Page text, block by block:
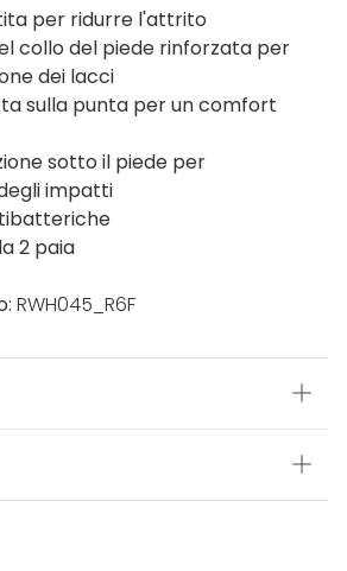
per ridurre l'attrito
collo del piede rinforzata per
dei lacci
sulla punta per un comfort
sotto il piede per
impatti
2 paia
RWH045_R6F